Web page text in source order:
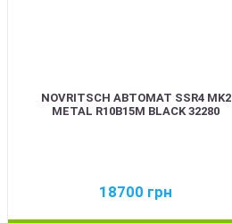
NOVRITSCH АВТОМАТ SSR4 MK2
METAL R10B15M BLACK 32280
18700 грн